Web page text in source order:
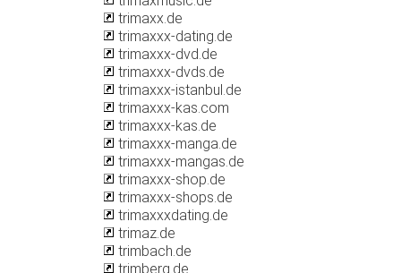
trimaxx.de
trimaxxx-dating.de
trimaxxx-dvd.de
trimaxxx-dvds.de
trimaxxx-istanbul.de
trimaxxx-kas.com
trimaxxx-kas.de
trimaxxx-manga.de
trimaxxx-mangas.de
trimaxxx-shop.de
trimaxxx-shops.de
trimaxxxdating.de
trimaz.de
trimbach.de
trimberg.de